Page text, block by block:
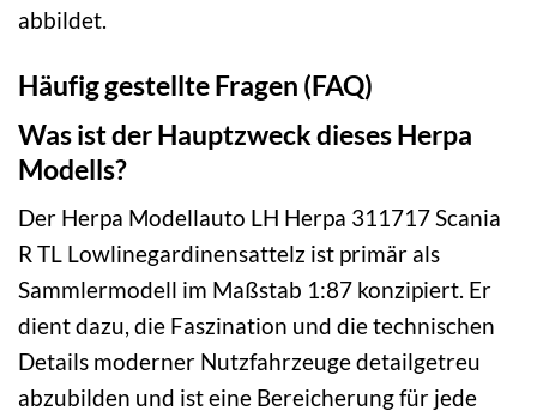
abbildet.
Häufig gestellte Fragen (FAQ)
Was ist der Hauptzweck dieses Herpa
Modells?
Der Herpa Modellauto LH Herpa 311717 Scania
R TL Lowlinegardinensattelz ist primär als
Sammlermodell im Maßstab 1:87 konzipiert. Er
dient dazu, die Faszination und die technischen
Details moderner Nutzfahrzeuge detailgetreu
abzubilden und ist eine Bereicherung für jede